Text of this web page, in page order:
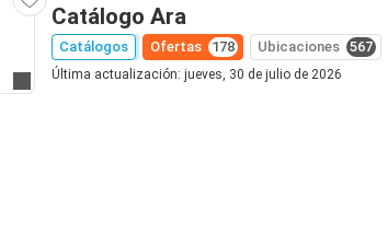
Ir al sitio
Catálogo Ara
Catálogos Ofertas 178 Ubicaciones 567
Última actualización: jueves, 30 de julio de 2026